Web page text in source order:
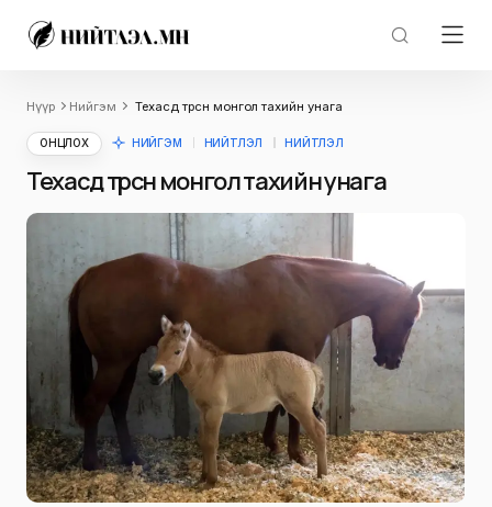
Нүүр Нийгэм Техасд төрсөн монгол тахийн унага
ОНЦЛОХ НИЙГЭМ НИЙТЛЭЛ НИЙТЛЭЛ
Техасд төрсөн монгол тахийн унага